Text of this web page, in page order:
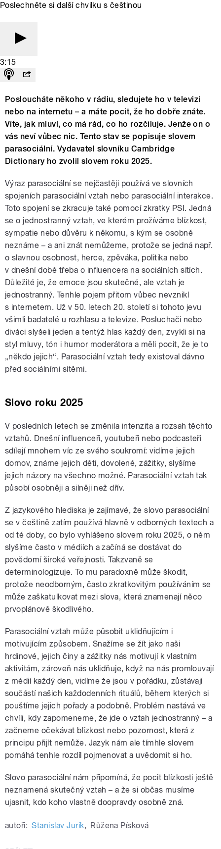
Poslechněte si další chvilku s češtinou
3:15
Posloucháte někoho v rádiu, sledujete ho v televizi
nebo na internetu – a máte pocit, že ho dobře znáte.
Víte, jak mluví, co má rád, co ho rozčiluje. Jenže on o
vás neví vůbec nic. Tento stav se popisuje slovem
parasociální. Vydavatel slovníku Cambridge
Dictionary ho zvolil slovem roku 2025.
Výraz parasociální se nejčastěji používá ve slovních
spojeních parasociální vztah nebo parasociální interakce.
Toto spojení se zkracuje také pomocí zkratky PSI. Jedná
se o jednostranný vztah, ve kterém prožíváme blízkost,
sympatie nebo důvěru k někomu, s kým se osobně
neznáme – a ani znát nemůžeme, protože se jedná např.
o slavnou osobnost, herce, zpěváka, politika nebo
v dnešní době třeba o influencera na sociálních sítích.
Důležité je, že emoce jsou skutečné, ale vztah je
jednostranný. Tenhle pojem přitom vůbec nevznikl
s internetem. Už v 50. letech 20. století si tohoto jevu
všimli badatelé u rozhlasu a televize. Posluchači nebo
diváci slyšeli jeden a tentýž hlas každý den, zvykli si na
styl mluvy, tón i humor moderátora a měli pocit, že je to
„někdo jejich“. Parasociální vztah tedy existoval dávno
před sociálními sítěmi.
Slovo roku 2025
V posledních letech se změnila intenzita a rozsah těchto
vztahů. Dnešní influenceři, youtubeři nebo podcasteři
sdílejí mnohem víc ze svého soukromí: vidíme jejich
domov, známe jejich děti, dovolené, zážitky, slyšíme
jejich názory na všechno možné. Parasociální vztah tak
působí osobněji a silněji než dřív.
Z jazykového hlediska je zajímavé, že slovo parasociální
se v češtině zatím používá hlavně v odborných textech a
od té doby, co bylo vyhlášeno slovem roku 2025, o něm
slyšíme často v médiích a začíná se dostávat do
povědomí široké veřejnosti. Takzvaně se
determinologizuje. To mu paradoxně může škodit,
protože neodborným, často zkratkovitým používáním se
může zaškatulkovat mezi slova, která znamenají něco
prvoplánově škodlivého.
Parasociální vztah může působit uklidňujícím i
motivujícím způsobem. Snažíme se žít jako naši
hrdinové, jejich činy a zážitky nás motivují k vlastním
aktivitám, zároveň nás uklidňuje, když na nás promlouvají
z médií každý den, vidíme že jsou v pořádku, zůstávají
součástí našich každodenních rituálů, během kterých si
pouštíme jejich pořady a podobně. Problém nastává ve
chvíli, kdy zapomeneme, že jde o vztah jednostranný – a
začneme očekávat blízkost nebo pozornost, která z
principu přijít nemůže. Jazyk nám ale tímhle slovem
pomáhá tenhle rozdíl pojmenovat a uvědomit si ho.
Slovo parasociální nám připomíná, že pocit blízkosti ještě
neznamená skutečný vztah – a že si občas musíme
ujasnit, kdo koho vlastně doopravdy osobně zná.
autoři: Stanislav Jurík, Růžena Písková